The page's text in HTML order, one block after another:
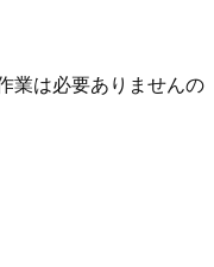
業は必要ありませんの